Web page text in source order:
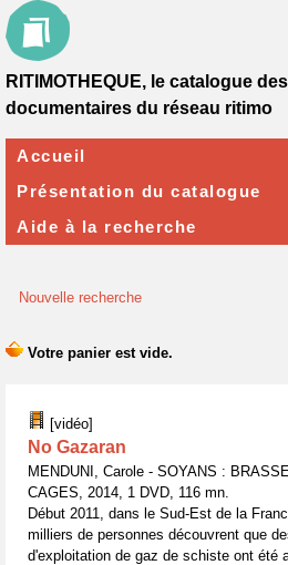
Nouvelle recherche
[vidéo]
No Gazaran
MENDUNI, Carole - SOYANS :
CAGES, 2014, 1 DVD, 116 mn.
Début 2011, dans le Sud-Est de la
milliers de personnes découvrent que
d'exploitation de gaz de schiste ont été
RITIMOTHEQUE, le catalogue
documentaires du réseau ritimo
Accueil
Présentation du catalogue
Aide à la recherche